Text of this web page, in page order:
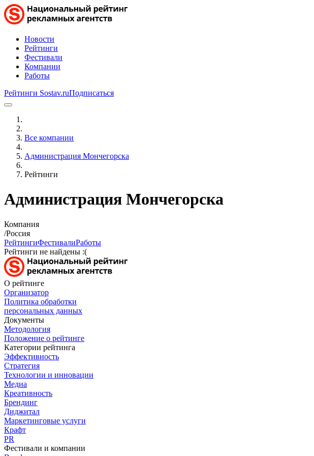
Новости
Рейтинги
Фестивали
Компании
Работы
Рейтинги Sostav.ruПодписаться
Все компании
Администрация Мончегорска
Рейтинги
Администрация Мончегорска
Компания
/Россия
РейтингиФестивалиРаботы
Рейтинги не найдены :(
О рейтинге
Организатор
Политика обработки
персональных данных
Документы
Методология
Положение о рейтинге
Категории рейтинга
Эффективность
Стратегия
Технологии и инновации
Медиа
Креативность
Брендинг
Диджитал
Маркетинговые услуги
Крафт
PR
Фестивали и компании